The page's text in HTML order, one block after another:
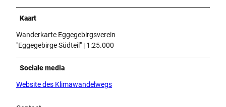
Kaart
Wanderkarte Eggegebirgsverein
"Eggegebirge Südteil" | 1:25.000
Sociale media
Website des Klimawandelwegs